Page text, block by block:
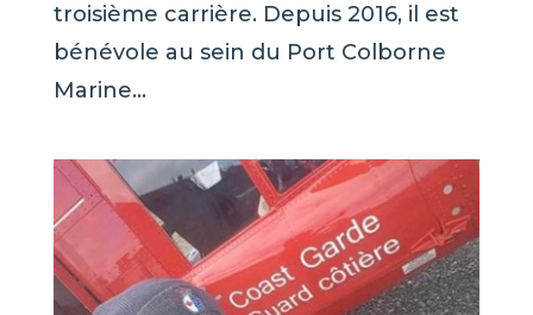
troisième carrière. Depuis 2016, il est
bénévole au sein du Port Colborne
Marine...